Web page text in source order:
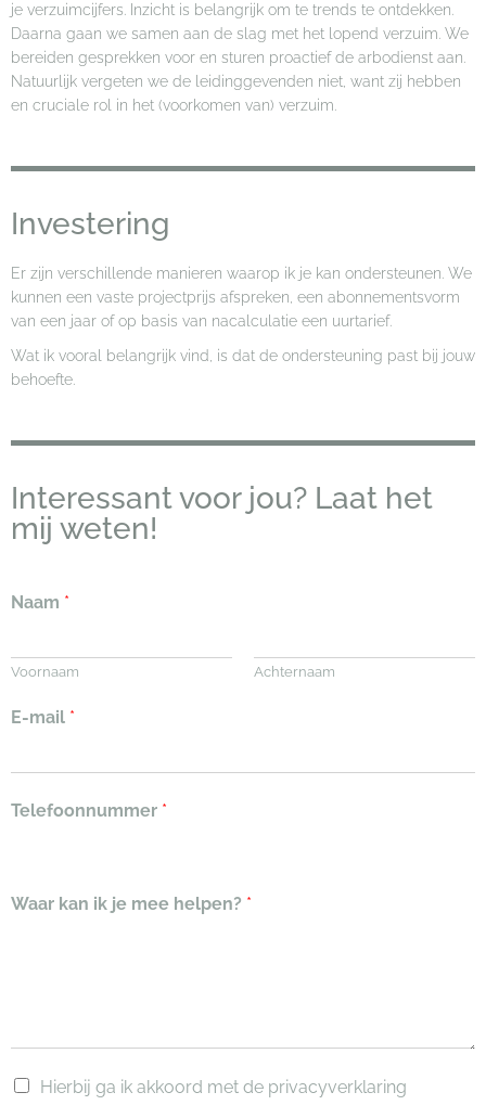
je verzuimcijfers. Inzicht is belangrijk om te trends te ontdekken.
Daarna gaan we samen aan de slag met het lopend verzuim. We
bereiden gesprekken voor en sturen proactief de arbodienst aan.
Natuurlijk vergeten we de leidinggevenden niet, want zij hebben
en cruciale rol in het (voorkomen van) verzuim.
Investering
Er zijn verschillende manieren waarop ik je kan ondersteunen. We
kunnen een vaste projectprijs afspreken, een abonnementsvorm
van een jaar of op basis van nacalculatie een uurtarief.
Wat ik vooral belangrijk vind, is dat de ondersteuning past bij jouw
behoefte.
Interessant voor jou? Laat het
mij weten!
Naam *
Voornaam Achternaam
E-mail *
Telefoonnummer *
Waar kan ik je mee helpen? *
Hierbij ga ik akkoord met de privacyverklaring